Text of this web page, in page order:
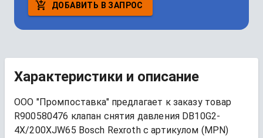
ДОБАВИТЬ В ЗАПРОС
Характеристики и описание
ООО "Промпоставка" предлагает к заказу товар
R900580476 клапан снятия давления DB10G2-
4X/200XJW65 Bosch Rexroth